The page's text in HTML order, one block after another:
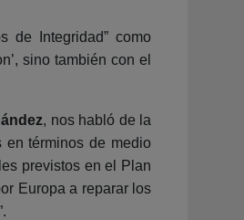
de Integridad” como
sino también con el
, nos habló de la
en términos de medio
previstos en el Plan
Europa a reparar los